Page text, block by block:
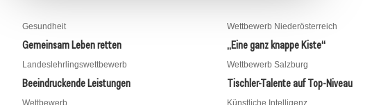
Gesundheit
Gemeinsam Leben retten
Landeslehrlingswettbewerb
Beeindruckende Leistungen
Wettbewerb
Wettbewerb Niederösterreich
„Eine ganz knappe Kiste“
Wettbewerb Salzburg
Tischler-Talente auf Top-Niveau
Künstliche Intelligenz